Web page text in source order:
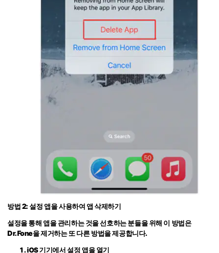
방법 2: 설정 앱을 사용하여 앱 삭제하기
설정을 통해 앱을 관리하는 것을 선호하는 분들을 위해 이 방법은
Dr.Fone을 제거하는 또 다른 방법을 제공합니다.
iOS 기기에서 설정 앱을 열기